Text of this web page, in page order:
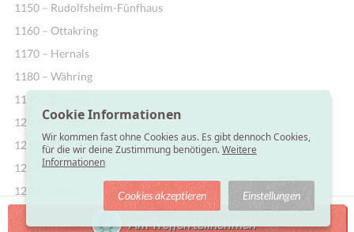
Am Treffen teilnehmen
1150 – Rudolfsheim-Fünfhaus
1160 – Ottakring
1170 – Hernals
1180 – Währing
1190 – Döbling
1200 – Brigittenau
1210 – Floridsdorf
1220 – Donaustadt
1230 – Liesing
Cookie Informationen
Wir kommen fast ohne Cookies aus. Es gibt dennoch Cookies,
für die wir deine Zustimmung benötigen.Weitere
Informationen
Cookies akzeptieren Einstellungen